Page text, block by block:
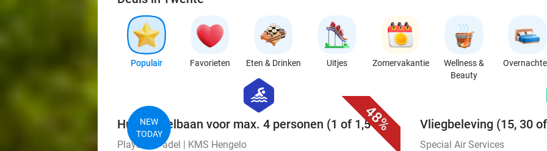
Populair Favorieten Eten & Drinken Uitjes Zomervakantie
Wellness &
Beauty
48%
NEW
TODAY
hexagon
sport
Huur padelbaan voor max. 4 personen (1 of 1,5 uur)
Playside Padel | KMS Hengelo
Vliegbeleving (15, 30
Special Air Services